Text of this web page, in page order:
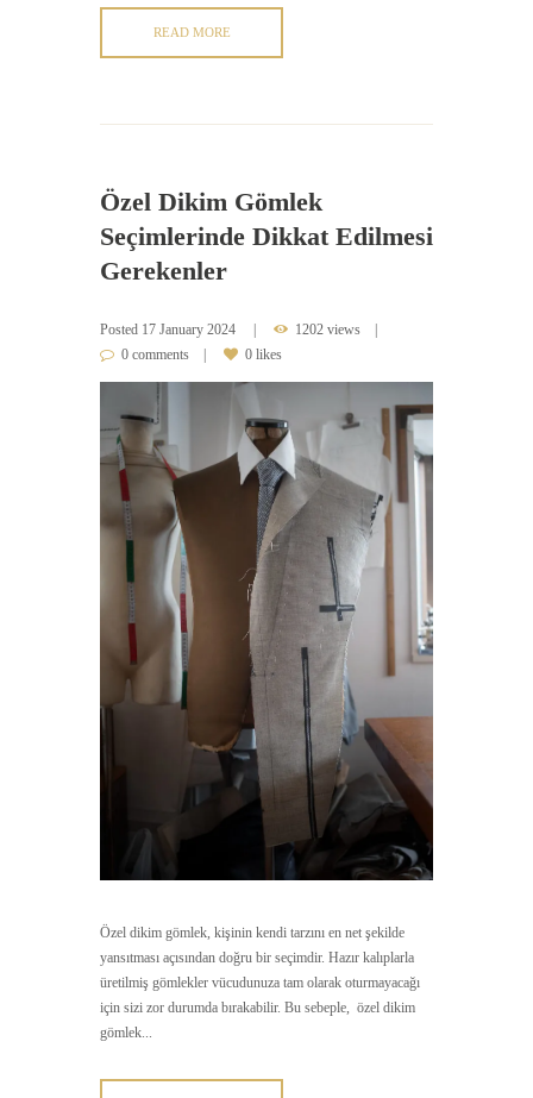
READ MORE
Özel Dikim Gömlek
Seçimlerinde Dikkat Edilmesi
Gerekenler
Posted 17 January 2024
1202 views
0 comments
0 likes
Özel dikim gömlek, kişinin kendi tarzını en net şekilde
yansıtması açısından doğru bir seçimdir. Hazır kalıplarla
üretilmiş gömlekler vücudunuza tam olarak oturmayacağı
için sizi zor durumda bırakabilir. Bu sebeple, özel dikim
gömlek...